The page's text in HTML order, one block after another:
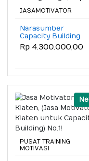
JASAMOTIVATOR
Narasumber
Capacity Building
Sarangan
Tawangmangu,
Rp 4.300.000,00
PUSAT TRAINING
MOTIVASI